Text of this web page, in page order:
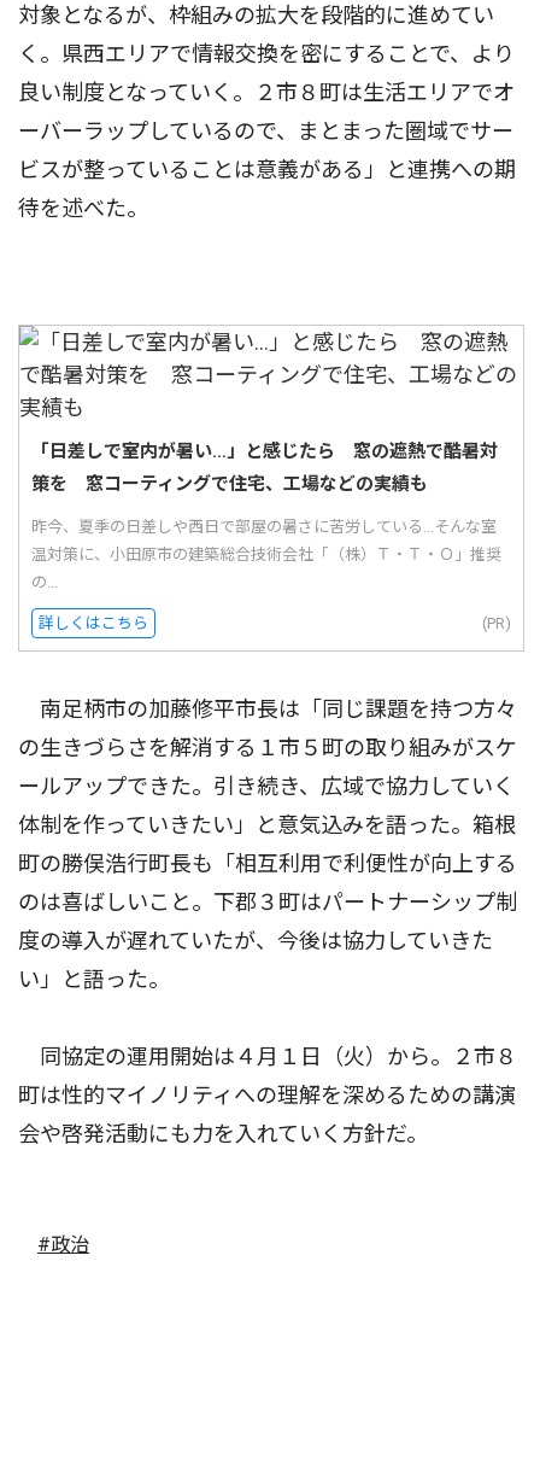
対象となるが、枠組みの拡大を段階的に進めてい
く。県西エリアで情報交換を密にすることで、より
良い制度となっていく。２市８町は生活エリアでオ
ーバーラップしているので、まとまった圏域でサー
ビスが整っていることは意義がある」と連携への期
待を述べた。
「日差しで室内が暑い…」と感じたら 窓の遮熱で酷暑対
策を 窓コーティングで住宅、工場などの実績も
昨今、夏季の日差しや西日で部屋の暑さに苦労している...そんな室
温対策に、小田原市の建築総合技術会社「（株）Ｔ・Ｔ・Ｏ」推奨
の...
詳しくはこちら (PR)
南足柄市の加藤修平市長は「同じ課題を持つ方々
の生きづらさを解消する１市５町の取り組みがスケ
ールアップできた。引き続き、広域で協力していく
体制を作っていきたい」と意気込みを語った。箱根
町の勝俣浩行町長も「相互利用で利便性が向上する
のは喜ばしいこと。下郡３町はパートナーシップ制
度の導入が遅れていたが、今後は協力していきた
い」と語った。
同協定の運用開始は４月１日（火）から。２市８
町は性的マイノリティへの理解を深めるための講演
会や啓発活動にも力を入れていく方針だ。
#政治